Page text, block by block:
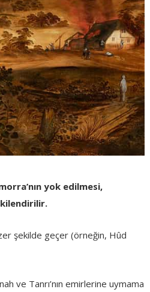
yok edilmesi,
şekilde geçer (örneğin, Hûd
ve Tanrı’nın emirlerine uymama